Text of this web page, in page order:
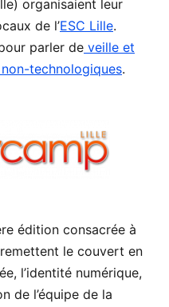
organisaient leur
de l’ESC Lille.
parler de veille et
technologiques.
édition consacrée à
le couvert en
l’identité numérique,
de l’équipe de la